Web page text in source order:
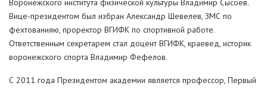
Воронежского института физической культуры Владимир Сысоев.
Вице-президентом был избран Александр Шевелев, ЗМС по
фехтованияю, проректор ВГИФК по спортивной работе.
Ответственным секретарем стал доцент ВГИФК, краевед, историк
воронежского спорта Владимир Фефелов.
С 2011 года Президентом академии является профессор, Первый